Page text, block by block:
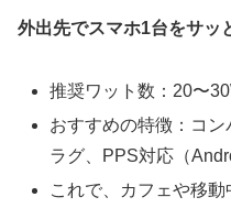
外出先でスマホ1台をサッ
推奨ワット数：20〜
おすすめの特徴：コ
ラグ、PPS対応（
これで、カフェや移